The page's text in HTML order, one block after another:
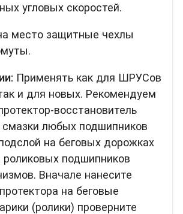
угловых скоростей.
место защитные чехлы
Применять как для ШРУСов
и для новых. Рекомендуем
восстановитель
любых подшипников
на беговых дорожках
подшипников
Вначале нанесите
на беговые
(ролики) проверните